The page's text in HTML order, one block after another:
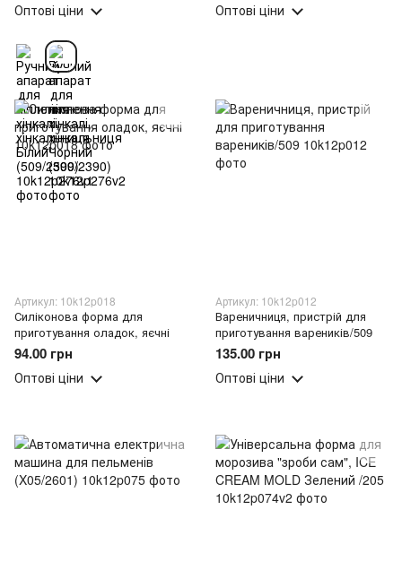
Оптові ціни Оптові ціни
Артикул: 10k12p018
Силіконова форма для
приготування оладок, яєчні
94.00 грн
Оптові ціни
Артикул: 10k12p012
Вареничниця, пристрій для
приготування вареників/509
135.00 грн
Оптові ціни